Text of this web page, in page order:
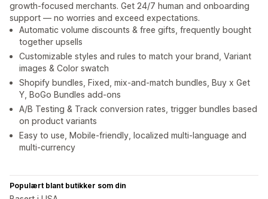
growth-focused merchants. Get 24/7 human and onboarding
support — no worries and exceed expectations.
Automatic volume discounts & free gifts, frequently bought
together upsells
Customizable styles and rules to match your brand, Variant
images & Color swatch
Shopify bundles, Fixed, mix-and-match bundles, Buy x Get
Y, BoGo Bundles add-ons
A/B Testing & Track conversion rates, trigger bundles based
on product variants
Easy to use, Mobile-friendly, localized multi-language and
multi-currency
Populært blant butikker som din